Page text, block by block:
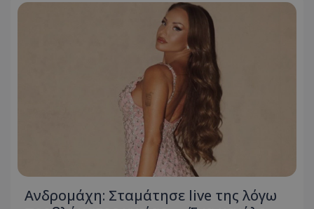
Ανδρομάχη: Σταμάτησε live της λόγω